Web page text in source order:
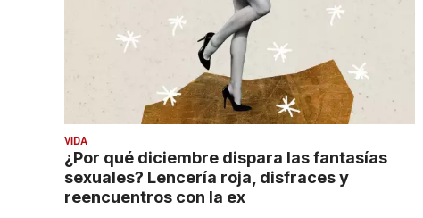
VIDA
¿Por qué diciembre dispara las fantasías
sexuales? Lencería roja, disfraces y
reencuentros con la ex